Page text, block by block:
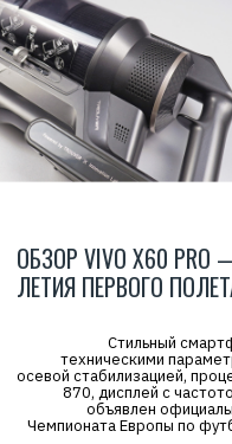
ОБЗОР VIVO X60
ЛЕТИЯ ПЕРВОГО
Стильный
техническими
осевой стабилизацией,
870, дисплей с
объявлен
Чемпионата Европы по